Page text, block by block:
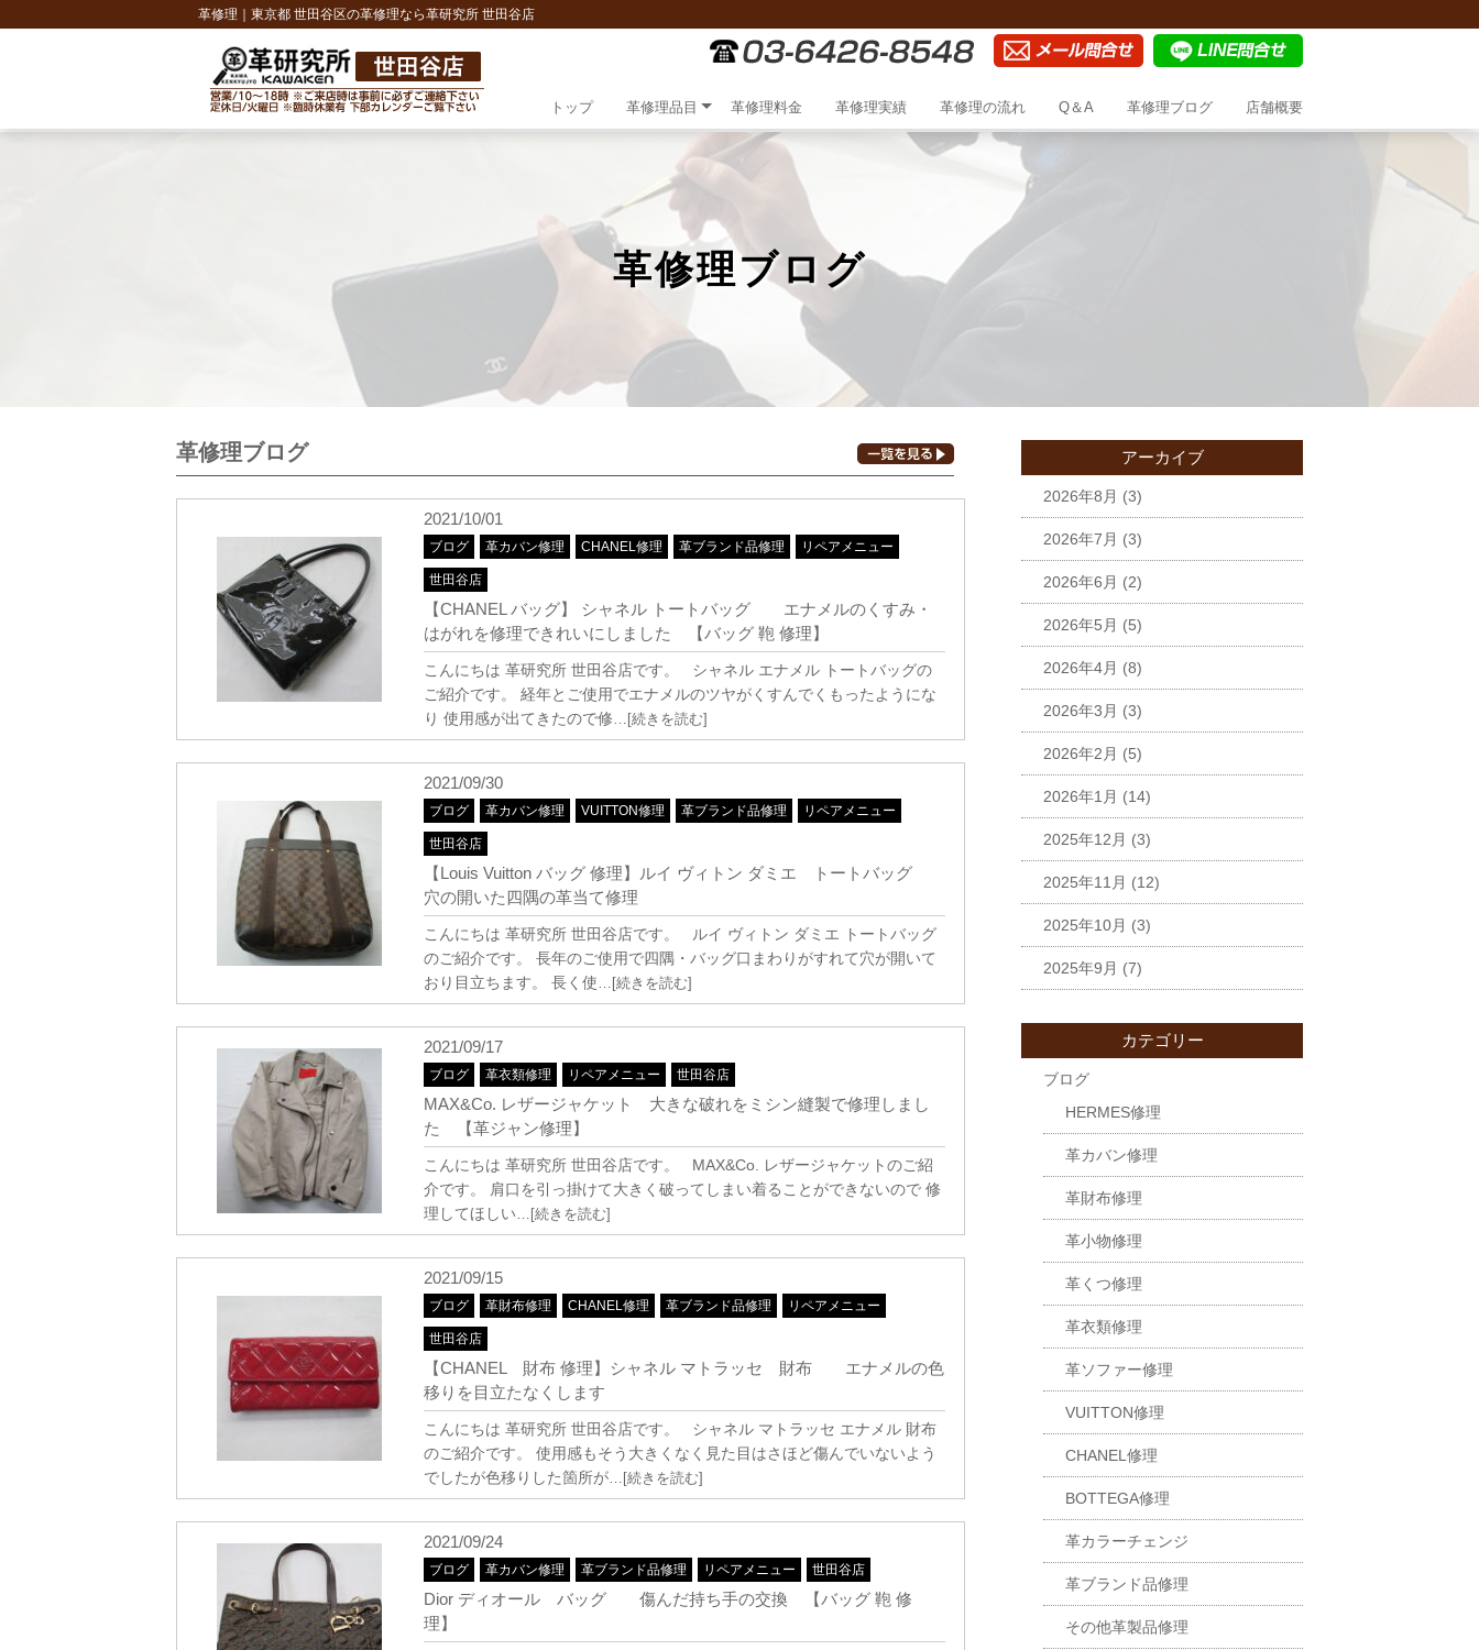
革修理｜東京都 世田谷区の革修理なら革研究所 世田谷店
トップ 革修理品目 革修理料金 革修理実績 革修理の流れ Q＆A 革修理ブログ 店舗概要
革修理ブログ
革修理ブログ
2021/10/01
ブログ 革カバン修理 CHANEL修理 革ブランド品修理 リペアメニュー
世田谷店
【CHANEL バッグ】 シャネル トートバッグ エナメルのくすみ・
はがれを修理できれいにしました 【バッグ 鞄 修理】
こんにちは 革研究所 世田谷店です。 シャネル エナメル トートバッグの
ご紹介です。 経年とご使用でエナメルのツヤがくすんでくもったようにな
り 使用感が出てきたので修…[続きを読む]
2021/09/30
ブログ 革カバン修理 VUITTON修理 革ブランド品修理 リペアメニュー
世田谷店
【Louis Vuitton バッグ 修理】ルイ ヴィトン ダミエ トートバッグ
穴の開いた四隅の革当て修理
こんにちは 革研究所 世田谷店です。 ルイ ヴィトン ダミエ トートバッグ
のご紹介です。 長年のご使用で四隅・バッグ口まわりがすれて穴が開いて
おり目立ちます。 長く使…[続きを読む]
2021/09/17
ブログ 革衣類修理 リペアメニュー 世田谷店
MAX&Co. レザージャケット 大きな破れをミシン縫製で修理しまし
た 【革ジャン修理】
こんにちは 革研究所 世田谷店です。 MAX&Co. レザージャケットのご紹
介です。 肩口を引っ掛けて大きく破ってしまい着ることができないので 修
理してほしい…[続きを読む]
2021/09/15
ブログ 革財布修理 CHANEL修理 革ブランド品修理 リペアメニュー
世田谷店
【CHANEL 財布 修理】シャネル マトラッセ 財布 エナメルの色
移りを目立たなくします
こんにちは 革研究所 世田谷店です。 シャネル マトラッセ エナメル 財布
のご紹介です。 使用感もそう大きくなく見た目はさほど傷んでいないよう
でしたが色移りした箇所が…[続きを読む]
2021/09/24
ブログ 革カバン修理 革ブランド品修理 リペアメニュー 世田谷店
Dior ディオール バッグ 傷んだ持ち手の交換 【バッグ 鞄 修
理】
アーカイブ
2026年8月 (3)
2026年7月 (3)
2026年6月 (2)
2026年5月 (5)
2026年4月 (8)
2026年3月 (3)
2026年2月 (5)
2026年1月 (14)
2025年12月 (3)
2025年11月 (12)
2025年10月 (3)
2025年9月 (7)
カテゴリー
ブログ
HERMES修理
革カバン修理
革財布修理
革小物修理
革くつ修理
革衣類修理
革ソファー修理
VUITTON修理
CHANEL修理
BOTTEGA修理
革カラーチェンジ
革ブランド品修理
その他革製品修理